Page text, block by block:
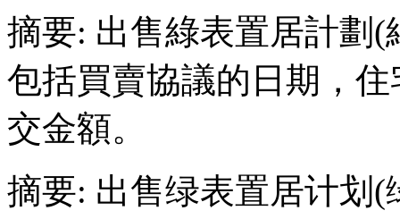
摘要: 出售綠表置居計劃(
包括買賣協議的日期，
交金額。
摘要: 出售绿表置居计划(